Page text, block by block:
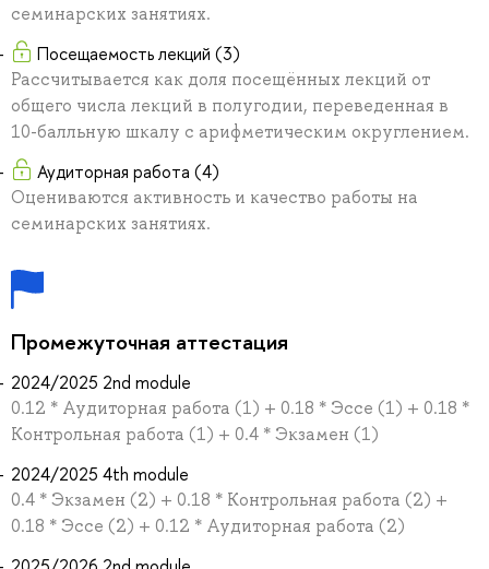
семинарских занятиях.
Посещаемость лекций (3)
Рассчитывается как доля посещённых лекций от
общего числа лекций в полугодии, переведенная в
10-балльную шкалу с арифметическим округлением.
Аудиторная работа (4)
Оцениваются активность и качество работы на
семинарских занятиях.
Промежуточная аттестация
2024/2025 2nd module
0.12 * Аудиторная работа (1) + 0.18 * Эссе (1) + 0.18 *
Контрольная работа (1) + 0.4 * Экзамен (1)
2024/2025 4th module
0.4 * Экзамен (2) + 0.18 * Контрольная работа (2) +
0.18 * Эссе (2) + 0.12 * Аудиторная работа (2)